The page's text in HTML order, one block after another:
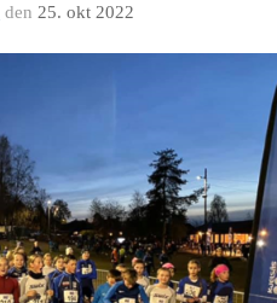
den 25. okt 2022